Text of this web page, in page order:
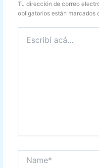
Tu dirección de correo
obligatorios están marcados
acá...